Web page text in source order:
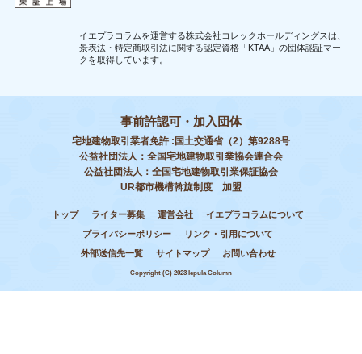
イエプラコラムを運営する株式会社コレックホールディングスは、
景表法・特定商取引法に関する認定資格「KTAA」の団体認証マー
クを取得しています。
事前許認可・加入団体
宅地建物取引業者免許 :国土交通省（2）第9288号
公益社団法人：全国宅地建物取引業協会連合会
公益社団法人：全国宅地建物取引業保証協会
UR都市機構斡旋制度 加盟
トップ ライター募集 運営会社
イエプラコラムについて
プライバシーポリシー
リンク・引用について
外部送信先一覧
サイトマップ お問い合わせ
Copyright (C) 2023 Iepula Column